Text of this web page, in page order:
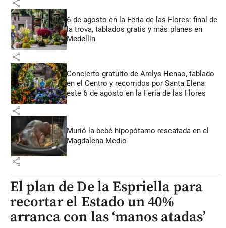
share
6 de agosto en la Feria de las Flores: final de
la trova, tablados gratis y más planes en
Medellín
share
Concierto gratuito de Arelys Henao, tablado
en el Centro y recorridos por Santa Elena
este 6 de agosto en la Feria de las Flores
share
Murió la bebé hipopótamo rescatada en el
Magdalena Medio
share
El plan de De la Espriella para
recortar el Estado un 40%
arranca con las ‘manos atadas’